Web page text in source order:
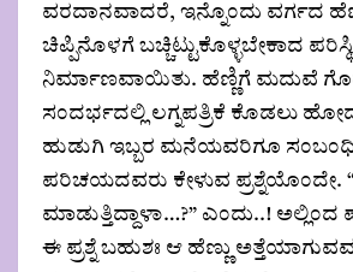
ವರದಾನವಾದರೆ, ಇನ್ನೊಂದು ವರ್ಗದ
ಚಿಪ್ಪಿನೊಳಗೆ ಬಚ್ಚಿಟ್ಟುಕೊಳ್ಳಬೇಕಾದ
ನಿರ್ಮಾಣವಾಯಿತು. ಹೆಣ್ಣಿಗೆ ಮದುವೆ
ಸಂದರ್ಭದಲ್ಲಿ ಲಗ್ನಪತ್ರಿಕೆ ಕೊಡಲು
ಹುಡುಗಿ ಇಬ್ಬರ ಮನೆಯವರಿಗೂ
ಪರಿಚಯದವರು ಕೇಳುವ ಪ್ರಶ್ನೆಯೊಂದೇ.
ಮಾಡುತ್ತಿದ್ದಾಳಾ…?” ಎಂದು..! ಅಲ್ಲಿಂದ
ಈ ಪ್ರಶ್ನೆ ಬಹುಶಃ ಆ ಹೆಣ್ಣು